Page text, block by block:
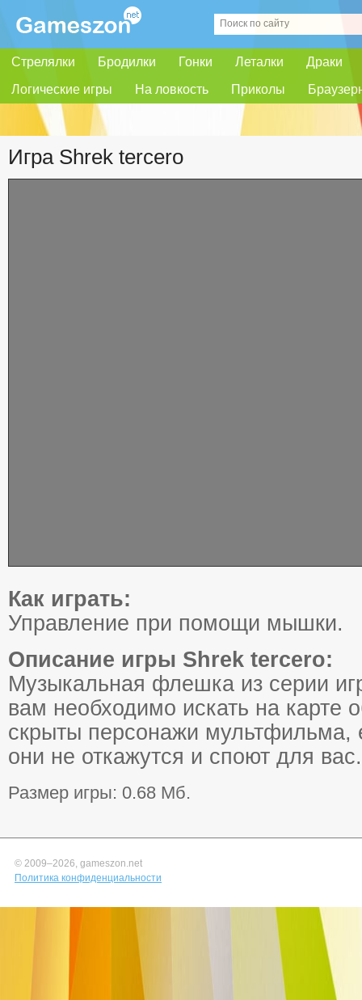
Стрелялки Бродилки Гонки Леталки
Драки
Логические игры
На ловкость Приколы
Игра Shrek tercero
Как играть:
Управление при помощи мышки.
Описание игры Shrek tercero:
Музыкальная флешка из серии
вам необходимо искать на карте
скрыты персонажи мультфильма,
они не откажутся и споют для вас.
Размер игры: 0.68 Мб.
© 2009–2026, gameszon.net
Политика конфиденциальности